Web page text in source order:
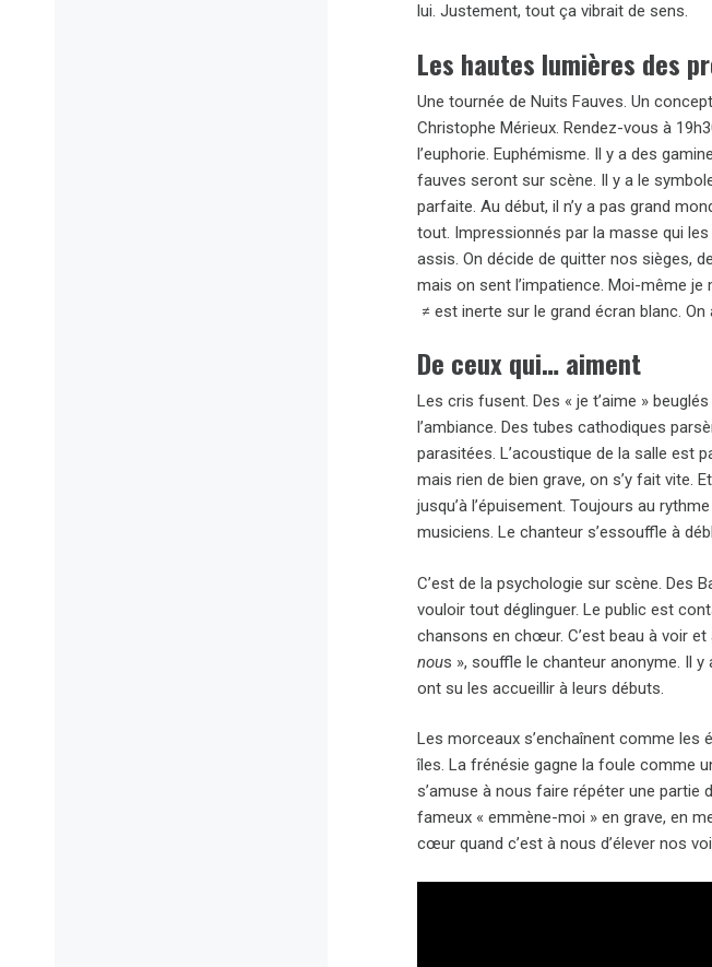
lui. Justement, tout ça vibrait de sens.
Les hautes lumières des
Une tournée de Nuits Fauves. Un
Christophe Mérieux. Rendez-vous à
l’euphorie. Euphémisme. Il y a des
fauves seront sur scène. Il y a le
parfaite. Au début, il n’y a pas grand
tout. Impressionnés par la masse qui
assis. On décide de quitter nos sièges,
mais on sent l’impatience. Moi-même je
≠est inerte sur le grand écran blanc. On
De ceux qui… aiment
Les cris fusent. Des « je t’aime »
l’ambiance. Des tubes cathodiques
parasitées. L’acoustique de la salle est
mais rien de bien grave, on s’y fait vite.
jusqu’à l’épuisement. Toujours au
musiciens. Le chanteur s’essouffle à
C’est de la psychologie sur scène. Des
vouloir tout déglinguer. Le public est
chansons en chœur. C’est beau à voir
nous », souffle le chanteur anonyme. Il
ont su les accueillir à leurs débuts.
Les morceaux s’enchaînent comme les
îles. La frénésie gagne la foule comme
s’amuse à nous faire répéter une partie
fameux « emmène-moi » en grave, en
cœur quand c’est à nous d’élever nos